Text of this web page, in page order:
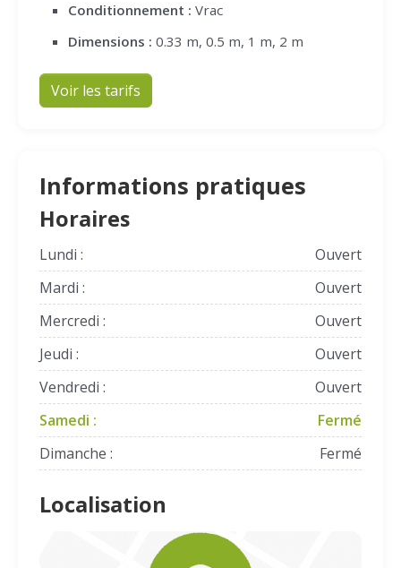
Conditionnement : Vrac
Dimensions : 0.33 m, 0.5 m, 1 m, 2 m
Voir les tarifs
Informations pratiques
Horaires
Lundi :
Ouvert
Mardi :
Ouvert
Mercredi :
Ouvert
Jeudi :
Ouvert
Vendredi :
Ouvert
Samedi :
Fermé
Dimanche :
Fermé
Localisation